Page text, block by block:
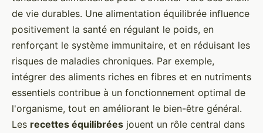
de vie durables. Une alimentation équilibrée influence
positivement la santé en régulant le poids, en
renforçant le système immunitaire, et en réduisant les
risques de maladies chroniques. Par exemple,
intégrer des aliments riches en fibres et en nutriments
essentiels contribue à un fonctionnement optimal de
l'organisme, tout en améliorant le bien-être général.
Les recettes équilibrées jouent un rôle central dans